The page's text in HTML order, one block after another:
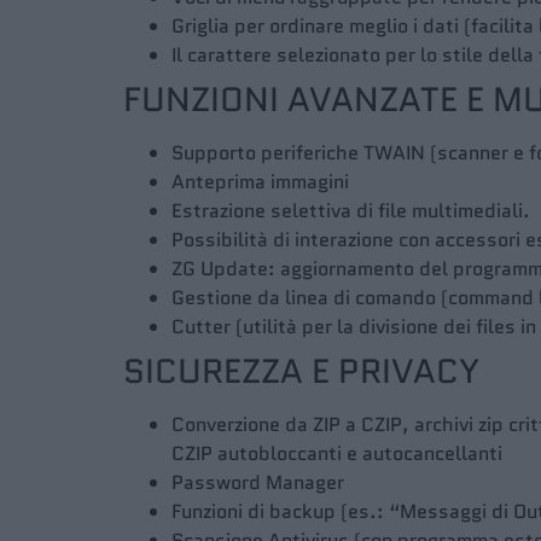
Griglia per ordinare meglio i dati
Il carattere selezionato per lo stile della
FUNZIONI AVANZATE E
Supporto periferiche TWAIN (scanner e
Anteprima immagini
Estrazione selettiva di file multimediali.
Possibilità di interazione con accessori
ZG Update: aggiornamento del
Gestione da linea di comando (command
Cutter (utilità per la divisione dei files
SICUREZZA E PRIVACY
Converzione da ZIP a CZIP, archivi zip
CZIP autobloccanti e autocancellanti
Password Manager
Funzioni di backup (es.: “Messaggi di